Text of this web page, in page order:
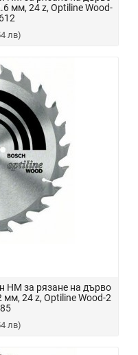
мм, 24 z, Optiline Wood-
лв)
HM за рязане на дърво
24 z, Optiline Wood-2
лв)